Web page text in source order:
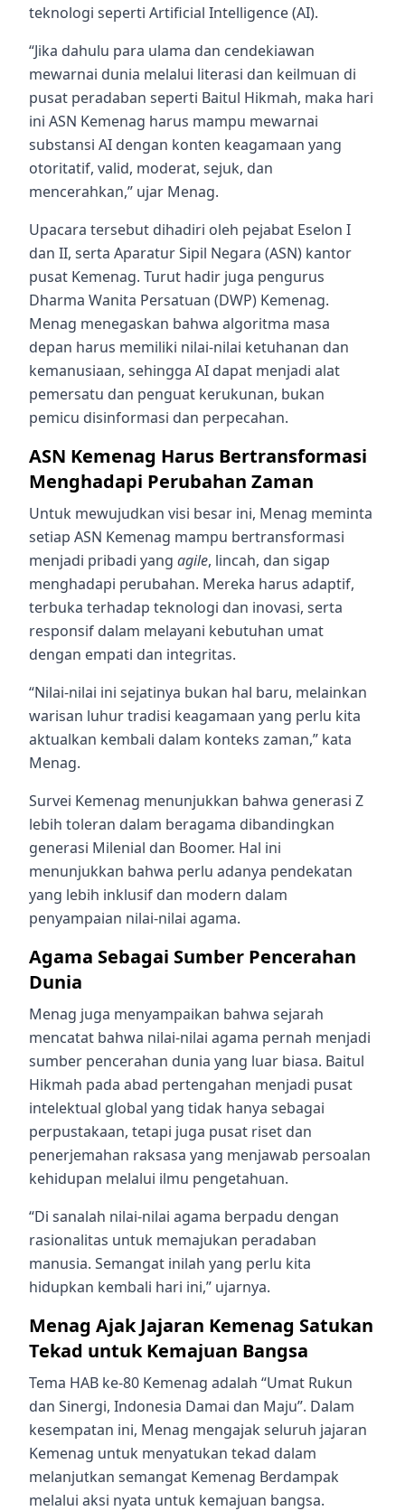
teknologi seperti Artificial Intelligence (AI).
“Jika dahulu para ulama dan cendekiawan
mewarnai dunia melalui literasi dan keilmuan di
pusat peradaban seperti Baitul Hikmah, maka hari
ini ASN Kemenag harus mampu mewarnai
substansi AI dengan konten keagamaan yang
otoritatif, valid, moderat, sejuk, dan
mencerahkan,” ujar Menag.
Upacara tersebut dihadiri oleh pejabat Eselon I
dan II, serta Aparatur Sipil Negara (ASN) kantor
pusat Kemenag. Turut hadir juga pengurus
Dharma Wanita Persatuan (DWP) Kemenag.
Menag menegaskan bahwa algoritma masa
depan harus memiliki nilai-nilai ketuhanan dan
kemanusiaan, sehingga AI dapat menjadi alat
pemersatu dan penguat kerukunan, bukan
pemicu disinformasi dan perpecahan.
ASN Kemenag Harus Bertransformasi
Menghadapi Perubahan Zaman
Untuk mewujudkan visi besar ini, Menag meminta
setiap ASN Kemenag mampu bertransformasi
menjadi pribadi yang agile, lincah, dan sigap
menghadapi perubahan. Mereka harus adaptif,
terbuka terhadap teknologi dan inovasi, serta
responsif dalam melayani kebutuhan umat
dengan empati dan integritas.
“Nilai-nilai ini sejatinya bukan hal baru, melainkan
warisan luhur tradisi keagamaan yang perlu kita
aktualkan kembali dalam konteks zaman,” kata
Menag.
Survei Kemenag menunjukkan bahwa generasi Z
lebih toleran dalam beragama dibandingkan
generasi Milenial dan Boomer. Hal ini
menunjukkan bahwa perlu adanya pendekatan
yang lebih inklusif dan modern dalam
penyampaian nilai-nilai agama.
Agama Sebagai Sumber Pencerahan
Dunia
Menag juga menyampaikan bahwa sejarah
mencatat bahwa nilai-nilai agama pernah menjadi
sumber pencerahan dunia yang luar biasa. Baitul
Hikmah pada abad pertengahan menjadi pusat
intelektual global yang tidak hanya sebagai
perpustakaan, tetapi juga pusat riset dan
penerjemahan raksasa yang menjawab persoalan
kehidupan melalui ilmu pengetahuan.
“Di sanalah nilai-nilai agama berpadu dengan
rasionalitas untuk memajukan peradaban
manusia. Semangat inilah yang perlu kita
hidupkan kembali hari ini,” ujarnya.
Menag Ajak Jajaran Kemenag Satukan
Tekad untuk Kemajuan Bangsa
Tema HAB ke-80 Kemenag adalah “Umat Rukun
dan Sinergi, Indonesia Damai dan Maju”. Dalam
kesempatan ini, Menag mengajak seluruh jajaran
Kemenag untuk menyatukan tekad dalam
melanjutkan semangat Kemenag Berdampak
melalui aksi nyata untuk kemajuan bangsa.